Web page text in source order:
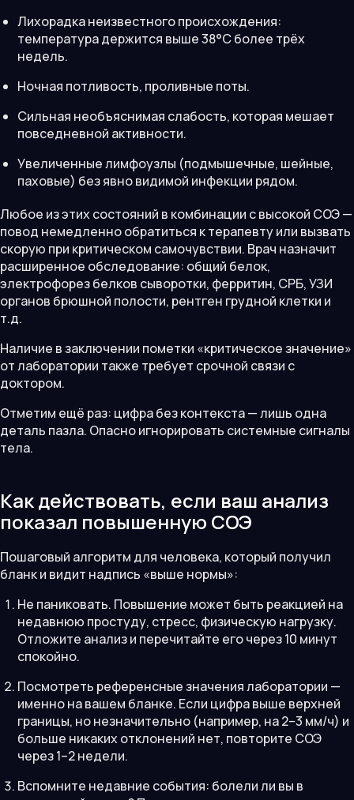
Лихорадка неизвестного происхождения:
температура держится выше 38°С более трёх
недель.
Ночная потливость, проливные поты.
Сильная необъяснимая слабость, которая мешает
повседневной активности.
Увеличенные лимфоузлы (подмышечные, шейные,
паховые) без явно видимой инфекции рядом.
Любое из этих состояний в комбинации с высокой СОЭ —
повод немедленно обратиться к терапевту или вызвать
скорую при критическом самочувствии. Врач назначит
расширенное обследование: общий белок,
электрофорез белков сыворотки, ферритин, СРБ, УЗИ
органов брюшной полости, рентген грудной клетки и
т.д.
Наличие в заключении пометки «критическое значение»
от лаборатории также требует срочной связи с
доктором.
Отметим ещё раз: цифра без контекста — лишь одна
деталь пазла. Опасно игнорировать системные сигналы
тела.
Как действовать, если ваш анализ
показал повышенную СОЭ
Пошаговый алгоритм для человека, который получил
бланк и видит надпись «выше нормы»:
Не паниковать. Повышение может быть реакцией на
недавнюю простуду, стресс, физическую нагрузку.
Отложите анализ и перечитайте его через 10 минут
спокойно.
Посмотреть референсные значения лаборатории —
именно на вашем бланке. Если цифра выше верхней
границы, но незначительно (например, на 2–3 мм/ч) и
больше никаких отклонений нет, повторите СОЭ
через 1–2 недели.
Вспомните недавние события: болели ли вы в